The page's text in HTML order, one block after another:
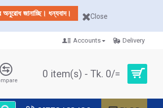
অনুরোধ জানাচ্ছি। ধন্যবাদ। Close
Accounts Delivery
0 item(s) - Tk. 0/=